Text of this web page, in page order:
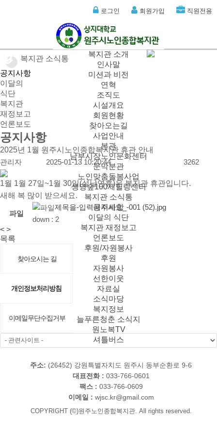
로그인 회원가입 직원전용
복지관 소개
인사말
미션과 비전
연혁
조직도
시설개요
회원현황
찾아오는길
사업안내
본관
남부시장노인문화센터
문막분관
노인맞춤돌봄사업
생명숲100세힐링센터
복지관 소식통
공지사항
이달의 식단
복지관 재정보고
언론보도
후원/자원봉사
후원
자원봉사
선한이웃
자료실
소식마당
복지정보
늘푸른청춘 소식지
원노복TV
셔틀버스
복지관 소식통
공지사항
이달의
식단
복지관
재정보고
언론보도
공지사항
2025년 1월 원주시노인종합복지관 휴관 안내
관리자
2025-01-13 10:20:44 3262
1월 1월 27일~1월 30일(설날연휴)은 복지관 휴관입니다.
새해 복 많이 받으세요.
파일
제목을-입력해주세요_-001 (52).jpg
down : 2
< >
목록
찾아오시는 길
개인정보처리방침
이메일무단수집거부
주소: (26452) 강원특별자치도 원주시 동부순환로 9-6
대표전화 : 033-766-0601
팩스 : 033-766-0609
이메일 : wjsc.kr@gmail.com
COPYRIGHT (©)원주노인종합복지관. All rights reserved.